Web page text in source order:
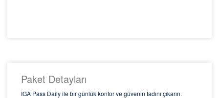
Paket Detayları
IGA Pass Daily ile bir günlük konfor ve güvenin tadını çıkarın.